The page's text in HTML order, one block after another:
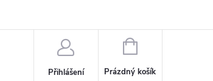
Přihlášení
NÁKUPNÍ
Prázdný košík